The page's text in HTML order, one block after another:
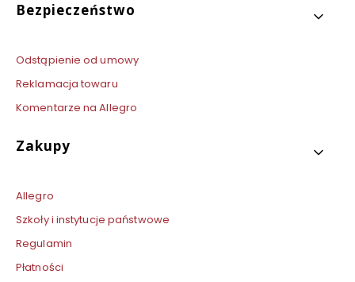
Bezpieczeństwo
Odstąpienie od umowy
Reklamacja towaru
Komentarze na Allegro
Zakupy
Allegro
Szkoły i instytucje państwowe
Regulamin
Płatności